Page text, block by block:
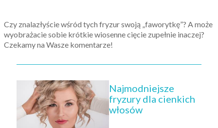
Czy znalazłyście wśród tych fryzur swoją „faworytkę”? A może
wyobrażacie sobie krótkie wiosenne cięcie zupełnie inaczej?
Czekamy na Wasze komentarze!
Najmodniejsze
fryzury dla cienkich
włosów